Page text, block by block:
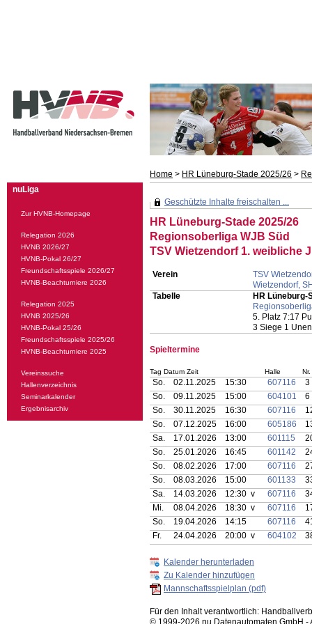
Home > HR Lüneburg-Stade 2025/26 >
nuLiga
Zur HVNB-Homepage
Relegation 2026
HVNB 2026/27
HVNB-Pokal 26/27
Freundschaftsspiele 2026/27
HVNB-Beachturniere 2026
Relegation 2025
HVNB 2025/26
HVNB-Pokal 25/26
Freundschaftsspiele 2025/26
HVNB-Beachturniere 2025
Vereinssuche
Hallenverzeichnis
Seminarkalender
Ergebnisarchiv
Geschützte Inhalte freischalten ...
HR Lüneburg-Stade 2025/26
Regionsoberliga WJB Süd
TSV Wietzendorf 1. weibliche
Verein
TSV
Wietzendorf,
Tabelle
HR Lüneburg-
5. Platz 7:17
3 Siege 1
Spieltermine
Tag Datum Zeit Halle Nr.
So. 02.11.2025 15:30 607116
3
So.
09.11.2025 15:00 604101
6
So.
30.11.2025 16:30 607116
So.
07.12.2025 16:00 605186
Sa.
17.01.2026 13:00 601115
So.
25.01.2026 16:45 601142
So.
08.02.2026 17:00 607116
So.
08.03.2026 15:00 601133
Sa.
14.03.2026 12:30 v 607116
Mi.
08.04.2026 18:30 v 607116
So.
19.04.2026 14:15 607116
Fr.
24.04.2026 20:00 v 604102
Kalender herunterladen
Zu Kalender hinzufügen
Mannschaftsspielplan (pdf)
Für den Inhalt verantwortlich:
© 1999-2026 nu Datenautomaten GmbH